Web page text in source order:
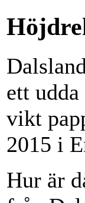
ett
vikt
2015 i
Hur är